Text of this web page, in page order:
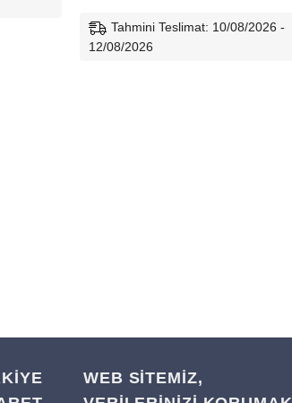
Tahmini Teslimat: 10/08/2026 -
12/08/2026
WEB SITEMIZ,